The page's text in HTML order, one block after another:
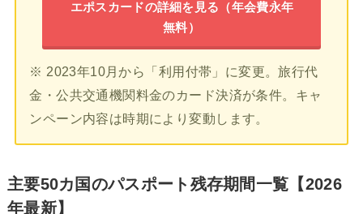
エポスカードの詳細を見る（年会費永年
無料）
※ 2023年10月から「利用付帯」に変更。旅行代
金・公共交通機関料金のカード決済が条件。キャ
ンペーン内容は時期により変動します。
主要50カ国のパスポート残存期間一覧【2026
年最新】